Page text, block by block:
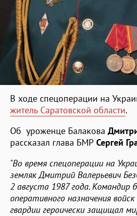
В ходе спецоперации на
житель Саратовской области.
Об уроженце Балакова
рассказал глава БМР Сергей
"Во время спецоперации на
земляк Дмитрий Валерьевич
2 августа 1987 года. Командир
оперативного назначения
гвардии героически защищал